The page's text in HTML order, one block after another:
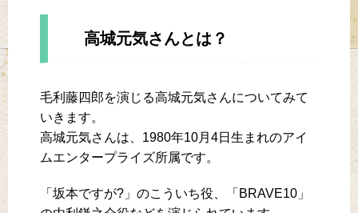
高城元気さんとは？
毛利藤四郎を演じる高城元気さんについてみて
いきます。
高城元気さんは、1980年10月4日生まれのアイ
ムエンタープライズ所属です。
「坂本ですが?」のこういち役、「BRAVE10」